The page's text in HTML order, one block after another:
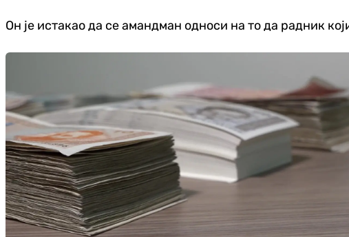
Он је истакао да се амандман односи на то да радник